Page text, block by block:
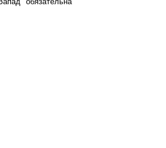
обязательна